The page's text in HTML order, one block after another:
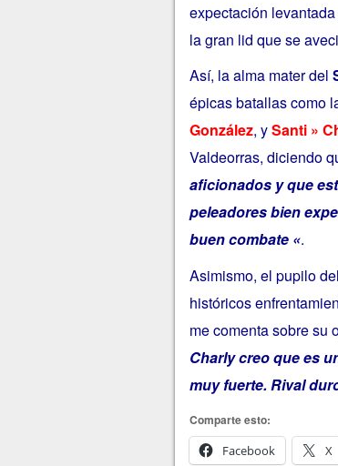
expectación
la gran lid que se
Así, la alma mater del
épicas batallas como
González, ySanti »
Valdeorras, diciendo
aficionados y que
peleadores bien
buen combate «.
Asimismo, el pupilo del
históricos
me comenta sobre su
Charly creo que es
muy fuerte. Rival
Comparte esto:
Facebook
X